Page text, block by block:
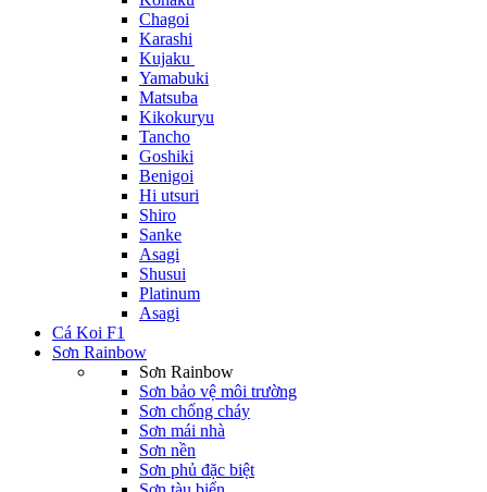
Chagoi
Karashi
Kujaku
Yamabuki
Matsuba
Kikokuryu
Tancho
Goshiki
Benigoi
Hi utsuri
Shiro
Sanke
Asagi
Shusui
Platinum
Asagi
Cá Koi F1
Sơn Rainbow
Sơn Rainbow
Sơn bảo vệ môi trường
Sơn chống cháy
Sơn mái nhà
Sơn nền
Sơn phủ đặc biệt